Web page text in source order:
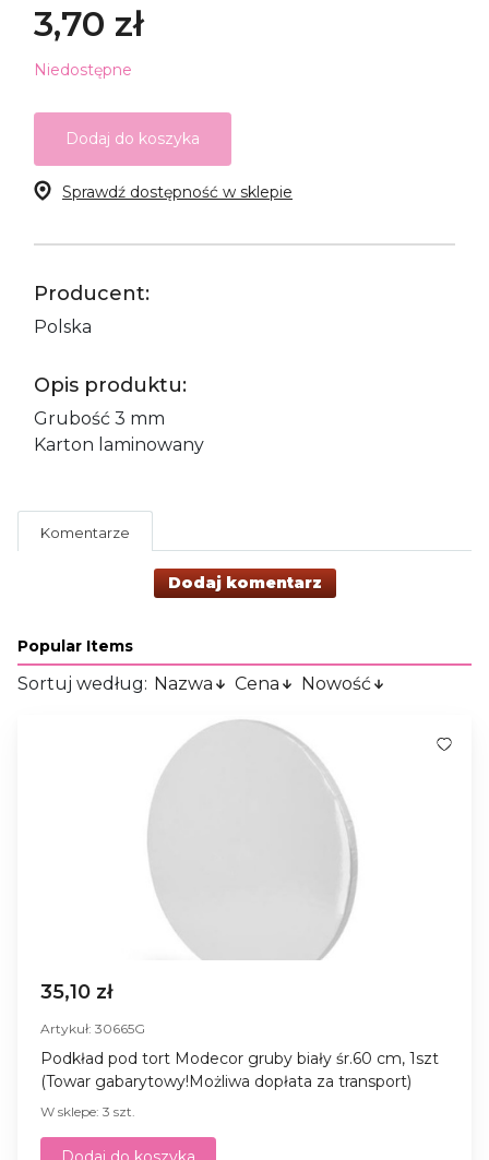
3,70 zł
Niedostępne
Dodaj do koszyka
Sprawdź dostępność w sklepie
Producent:
Polska
Opis produktu:
Grubość 3 mm
Karton laminowany
Komentarze
Dodaj komentarz
Popular Items
Sortuj według: Nazwa Cena Nowość
35,10 zł
Artykuł: 30665G
Podkład pod tort Modecor gruby biały śr.60 cm, 1szt
(Towar gabarytowy!Możliwa dopłata za transport)
W sklepe: 3 szt.